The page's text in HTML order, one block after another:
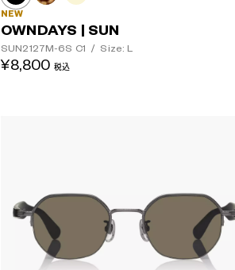
NEW
OWNDAYS | SUN
SUN2127M-6S C1 / Size: L
¥8,800 税込